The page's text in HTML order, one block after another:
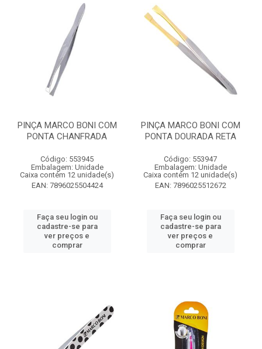
PINÇA MARCO BONI COM
PONTA CHANFRADA
Código: 553945
Embalagem: Unidade
Caixa contém 12 unidade(s)
EAN: 7896025504424
Faça seu login ou
cadastre-se para
ver preços e
comprar
PINÇA MARCO BONI COM
PONTA DOURADA RETA
Código: 553947
Embalagem: Unidade
Caixa contém 12 unidade(s)
EAN: 7896025512672
Faça seu login ou
cadastre-se para
ver preços e
comprar